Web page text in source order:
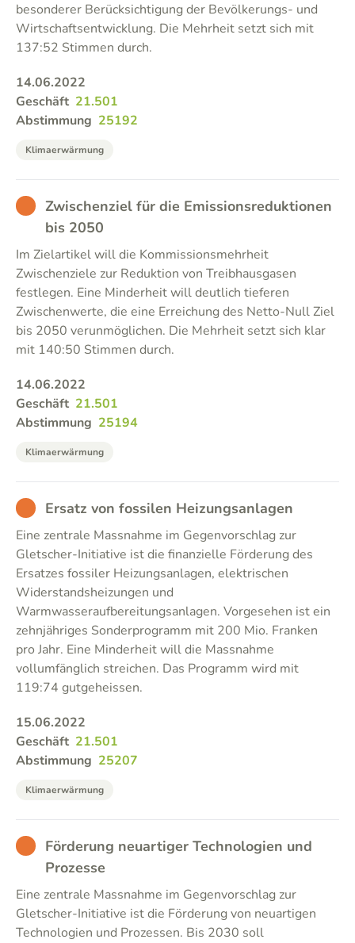
besonderer Berücksichtigung der Bevölkerungs- und
Wirtschaftsentwicklung. Die Mehrheit setzt sich mit
137:52 Stimmen durch.
14.06.2022
Geschäft 21.501
Abstimmung 25192
Klimaerwärmung
BADZwischenziel für die Emissionsreduktionen
bis 2050
Im Zielartikel will die Kommissionsmehrheit
Zwischenziele zur Reduktion von Treibhausgasen
festlegen. Eine Minderheit will deutlich tieferen
Zwischenwerte, die eine Erreichung des Netto-Null Ziel
bis 2050 verunmöglichen. Die Mehrheit setzt sich klar
mit 140:50 Stimmen durch.
14.06.2022
Geschäft 21.501
Abstimmung 25194
Klimaerwärmung
BAD Ersatz von fossilen Heizungsanlagen
Eine zentrale Massnahme im Gegenvorschlag zur
Gletscher-Initiative ist die finanzielle Förderung des
Ersatzes fossiler Heizungsanlagen, elektrischen
Widerstandsheizungen und
Warmwasseraufbereitungsanlagen. Vorgesehen ist ein
zehnjähriges Sonderprogramm mit 200 Mio. Franken
pro Jahr. Eine Minderheit will die Massnahme
vollumfänglich streichen. Das Programm wird mit
119:74 gutgeheissen.
15.06.2022
Geschäft 21.501
Abstimmung 25207
Klimaerwärmung
BAD Förderung neuartiger Technologien und
Prozesse
Eine zentrale Massnahme im Gegenvorschlag zur
Gletscher-Initiative ist die Förderung von neuartigen
Technologien und Prozessen. Bis 2030 soll